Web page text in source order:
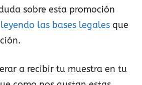
sobre esta promoción
leyendo las bases legales que
a recibir tu muestra en tu